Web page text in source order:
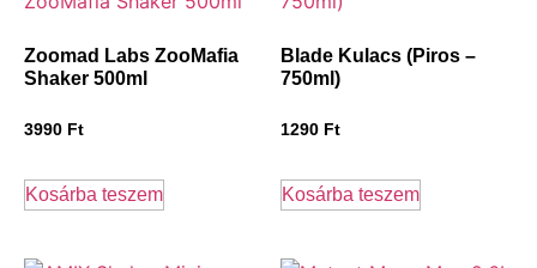
Zoomad Labs ZooMafia
Shaker 500ml
3990 Ft
Kosárba teszem
Blade Kulacs (Piros –
750ml)
1290 Ft
Kosárba teszem